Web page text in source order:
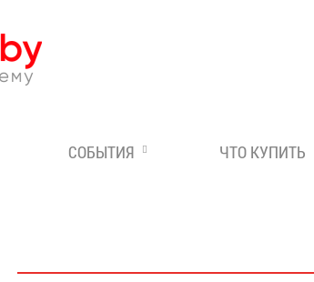
СОБЫТИЯ ЧТО КУПИТЬ